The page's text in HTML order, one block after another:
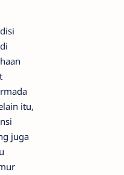
itu,
juga